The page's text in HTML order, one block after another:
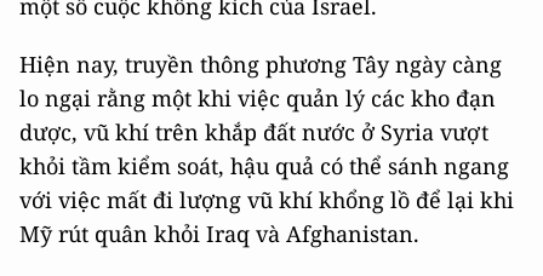
một số cuộc không kích của Israel.
Hiện nay, truyền thông phương Tây ngày càng
lo ngại rằng một khi việc quản lý các kho đạn
dược, vũ khí trên khắp đất nước ở Syria vượt
khỏi tầm kiểm soát, hậu quả có thể sánh ngang
với việc mất đi lượng vũ khí khổng lồ để lại khi
Mỹ rút quân khỏi Iraq và Afghanistan.